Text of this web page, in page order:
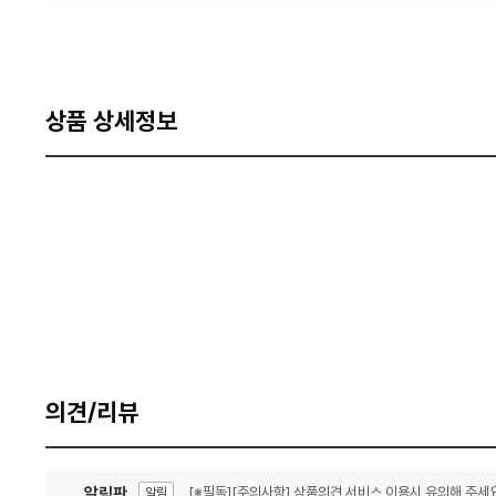
상품 상세정보
의견/리뷰
알림 [※필독][주의사항] 상품의견 서비스 이용시 유의해 주세